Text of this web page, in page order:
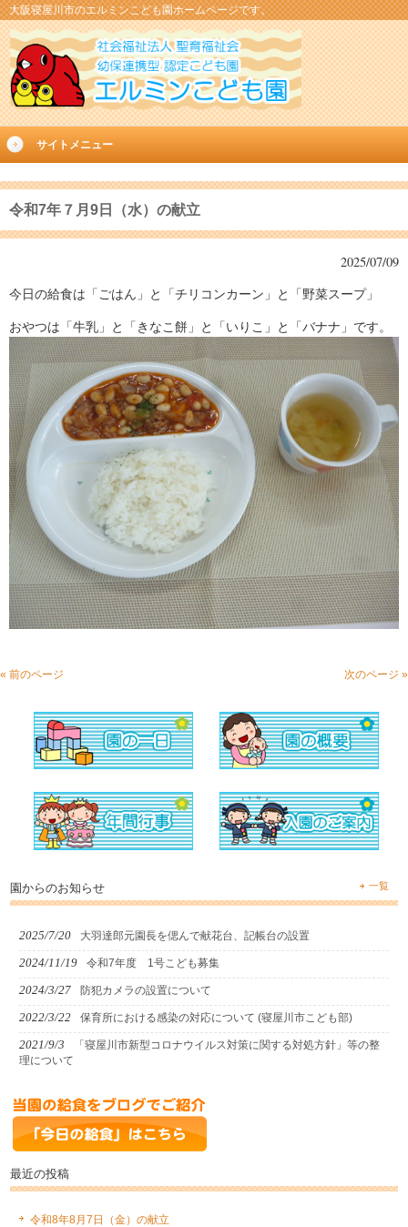
大阪寝屋川市のエルミンこども園ホームページです。
サイトメニュー
令和7年７月9日（水）の献立
2025/07/09
今日の給食は「ごはん」と「チリコンカーン」と「野菜スープ」
おやつは「牛乳」と「きなこ餅」と「いりこ」と「バナナ」です。
« 前のページ 次のページ »
園からのお知らせ 一覧
2025/7/20 大羽達郎元園長を偲んで献花台、記帳台の設置
2024/11/19 令和7年度 1号こども募集
2024/3/27 防犯カメラの設置について
2022/3/22 保育所における感染の対応について (寝屋川市こども部)
2021/9/3
「寝屋川市新型コロナウイルス対策に関する対処方針」等の整
理について
最近の投稿
令和8年8月7日（金）の献立